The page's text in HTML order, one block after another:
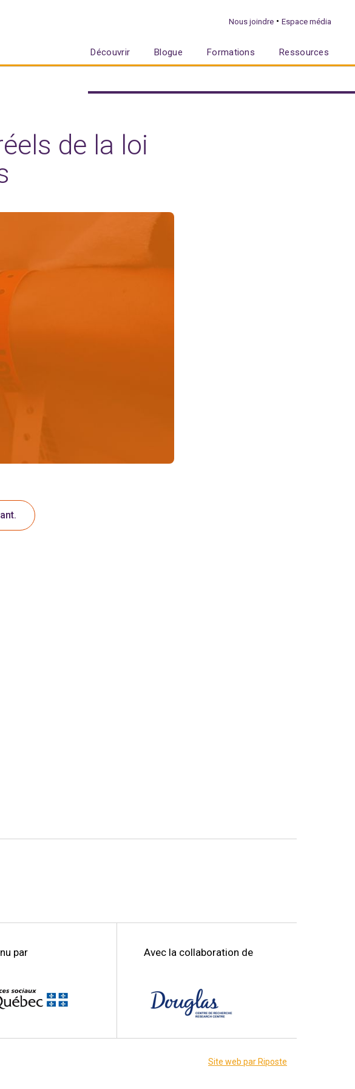
Nous joindre • Espace média
Découvrir Blogue Formations Ressources
de la loi
par Avec la collaboration de
Site web par Riposte